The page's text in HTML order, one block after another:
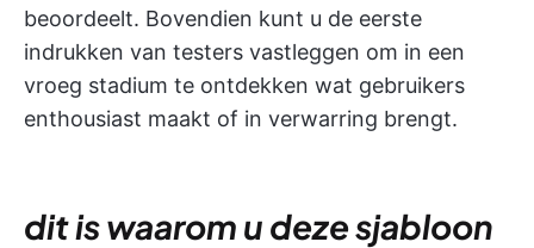
beoordeelt. Bovendien kunt u de eerste
indrukken van testers vastleggen om in een
vroeg stadium te ontdekken wat gebruikers
enthousiast maakt of in verwarring brengt.
dit is waarom u deze sjabloon